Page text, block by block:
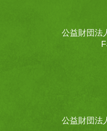
公益財団法
公益財団法